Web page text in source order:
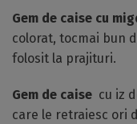
Gem de caise cu
colorat, tocmai bun
folosit la prajituri.
Gem de caise cu iz
care le retraiesc ori